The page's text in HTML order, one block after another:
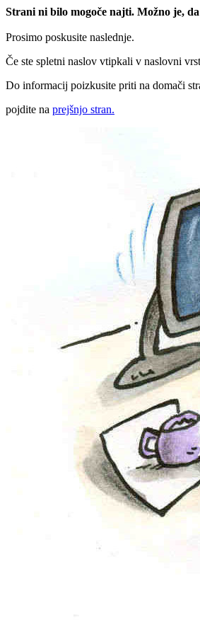
Strani ni bilo mogoče najti. Možno je,
Prosimo poskusite naslednje.
Če ste spletni naslov vtipkali v naslovni
Do informacij poizkusite priti na domači
pojdite na prejšnjo stran.